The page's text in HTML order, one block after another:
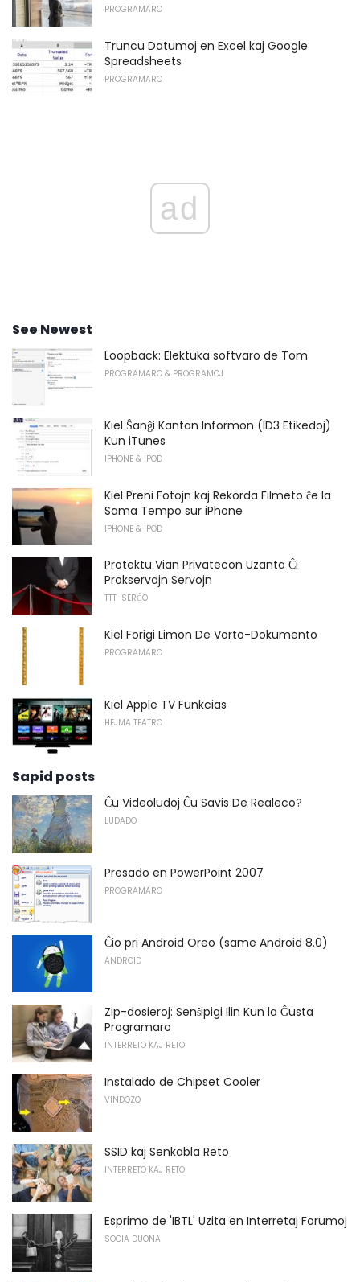
PROGRAMARO
Truncu Datumoj en Excel kaj Google
Spreadsheets
PROGRAMARO
ad
See Newest
Loopback: Elektuka softvaro de Tom
PROGRAMARO & PROGRAMOJ
Kiel Ŝanĝi Kantan Informon (ID3 Etikedoj)
Kun iTunes
IPHONE & IPOD
Kiel Preni Fotojn kaj Rekorda Filmeto ĉe la
Sama Tempo sur iPhone
IPHONE & IPOD
Protektu Vian Privatecon Uzanta Ĉi
Prokservajn Servojn
TTT-SERĈO
Kiel Forigi Limon De Vorto-Dokumento
PROGRAMARO
Kiel Apple TV Funkcias
HEJMA TEATRO
Sapid posts
Ĉu Videoludoj Ĉu Savis De Realeco?
LUDADO
Presado en PowerPoint 2007
PROGRAMARO
Ĉio pri Android Oreo (same Android 8.0)
ANDROID
Zip-dosieroj: Senŝipigi Ilin Kun la Ĝusta
Programaro
INTERRETO KAJ RETO
Instalado de Chipset Cooler
VINDOZO
SSID kaj Senkabla Reto
INTERRETO KAJ RETO
Esprimo de 'IBTL' Uzita en Interretaj Forumoj
SOCIA DUONA